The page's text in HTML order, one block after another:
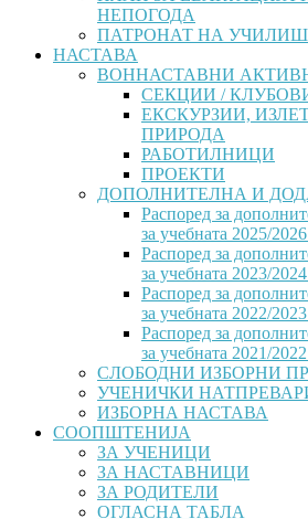
НЕПОГОДА
ПАТРОНАТ НА
НАСТАВА
ВОННАСТАВНИ
СЕКЦИИ /
ЕКСКУРЗИИ,
ПРИРОДА
РАБОТИЛНИЦИ
ПРОЕКТИ
ДОПОЛНИТЕЛНА И
Распоред за
за учебната 2025/
Распоред за
за учебната 2023/
Распоред за
за учебната 2022/
Распоред за
за учебната 2021/
СЛОБОДНИ ИЗБОРНИ
УЧЕНИЧКИ
ИЗБОРНА НАСТАВА
СООПШТЕНИЈА
ЗА УЧЕНИЦИ
ЗА НАСТАВНИЦИ
ЗА РОДИТЕЛИ
ОГЛАСНА ТАБЛА